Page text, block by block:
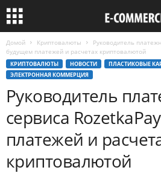
Домой Криптовалюты
Руководитель
будущем платежей и расчетах криптовалютой
КРИПТОВАЛЮТЫ НОВОСТИ
ПЛАСТИКОВЫЕ
ЭЛЕКТРОННАЯ КОММЕРЦИЯ
Руководитель
сервиса
платежей и
криптовалютой